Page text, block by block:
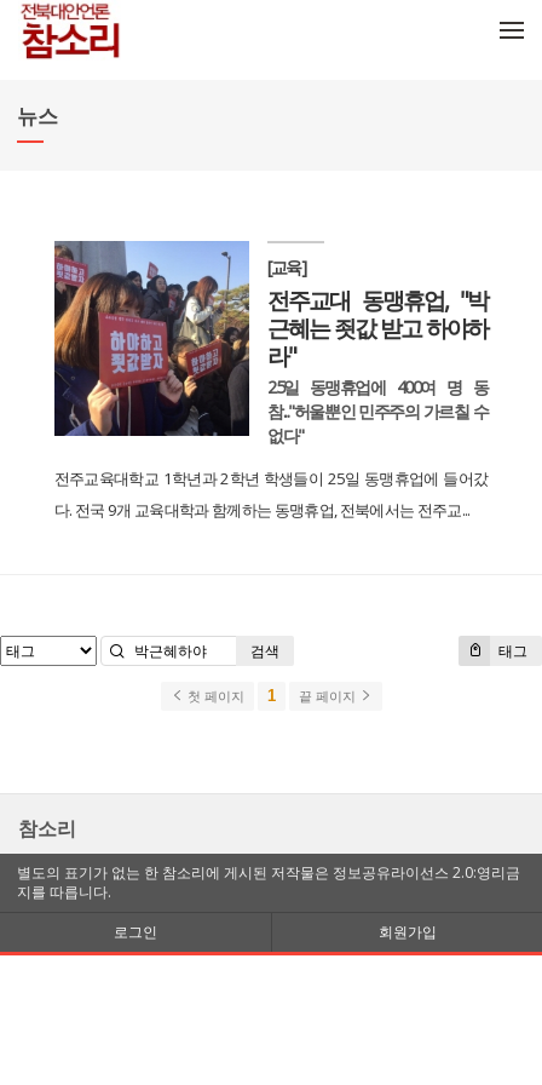
뉴스
[교육]
전주교대 동맹휴업, "박
근혜는 죗값 받고 하야하
라"
25일 동맹휴업에 400여 명 동
참..."허울뿐인 민주주의 가르칠 수
없다"
전주교육대학교 1학년과 2학년 학생들이 25일 동맹휴업에 들어갔
다. 전국 9개 교육대학과 함께하는 동맹휴업, 전북에서는 전주교...
태그
검색
첫 페이지 1 끝 페이지
참소리
별도의 표기가 없는 한 참소리에 게시된 저작물은 정보공유라이선스 2.0:영리금
지를 따릅니다.
로그인
회원가입